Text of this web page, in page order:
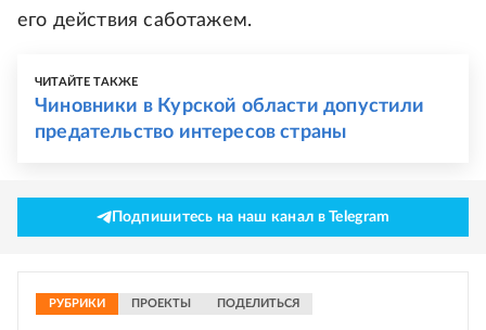
его действия саботажем.
ЧИТАЙТЕ ТАКЖЕ
Чиновники в Курской области допустили
предательство интересов страны
Подпишитесь на наш канал в Telegram
РУБРИКИ ПРОЕКТЫ ПОДЕЛИТЬСЯ